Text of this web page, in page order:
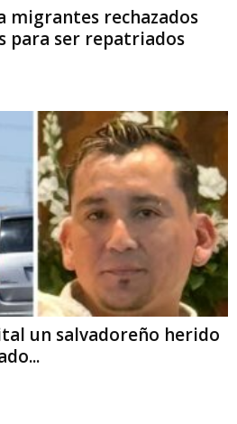
migrantes rechazados
para ser repatriados
un salvadoreño herido